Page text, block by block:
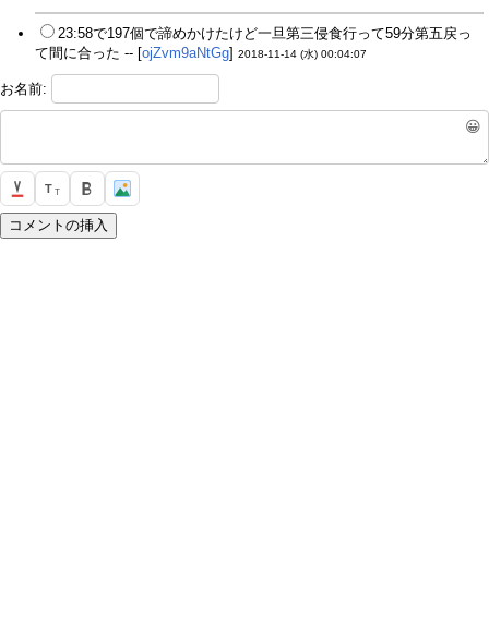
23:58で197個で諦めかけたけど一旦第三侵食行って59分第五戻っ
て間に合った -- [ojZvm9aNtGg] 2018-11-14 (水) 00:04:07
お名前:
😀
T T